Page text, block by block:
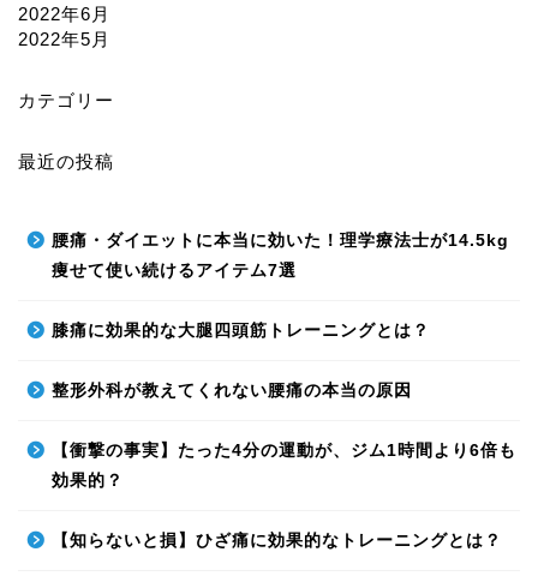
2022年6月
2022年5月
カテゴリー
最近の投稿
腰痛・ダイエットに本当に効いた！理学療法士が14.5kg
痩せて使い続けるアイテム7選
膝痛に効果的な大腿四頭筋トレーニングとは？
整形外科が教えてくれない腰痛の本当の原因
【衝撃の事実】たった4分の運動が、ジム1時間より6倍も
効果的？
【知らないと損】ひざ痛に効果的なトレーニングとは？